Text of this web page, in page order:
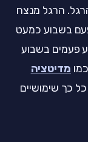
הרגל מנצח
בשבוע כמעט
פעמים בשבוע
מדיטציה
כל כך שימושיים